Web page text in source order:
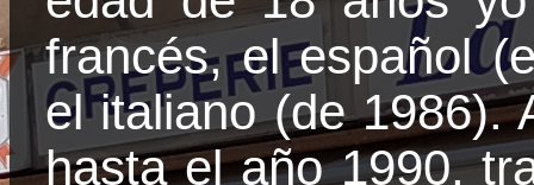
francés, el español
el italiano (de 1986).
hasta el año 1990,